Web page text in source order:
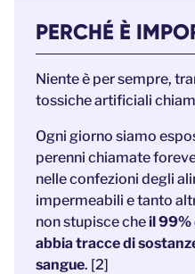
PERCHÉ È
Niente è per sempre,
tossiche artificiali
Ogni giorno siamo
perenni chiamate
nelle confezioni degli
impermeabili e tanto
non stupisce che il 99%
abbia tracce di
sangue. [2]